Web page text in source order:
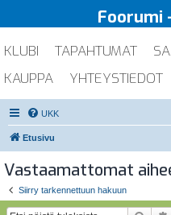
Foorumi
KLUBI TAPAHTUMAT
KAUPPA
YHTEYSTIEDOT
UKK
Etusivu
Vastaamattomat
Siirry tarkennettuun hakuun